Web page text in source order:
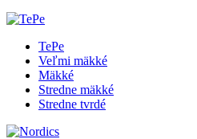
TePe
Veľmi mäkké
Mäkké
Stredne mäkké
Stredne tvrdé